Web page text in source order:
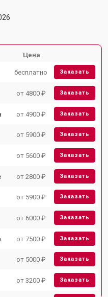
Цена
бесплатно Заказать
от 4800 ₽ Заказать
от 4900 ₽ Заказать
от 5900 ₽ Заказать
от 5600 ₽ Заказать
от 2800 ₽ Заказать
от 5900 ₽ Заказать
от 6000 ₽ Заказать
от 7500 ₽ Заказать
от 5000 ₽ Заказать
от 3200 ₽ Заказать